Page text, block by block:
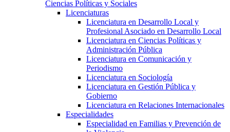
Ciencias Políticas y Sociales
Licenciaturas
Licenciatura en Desarrollo Local y
Profesional Asociado en Desarrollo Local
Licenciatura en Ciencias Políticas y
Administración Pública
Licenciatura en Comunicación y
Periodismo
Licenciatura en Sociología
Licenciatura en Gestión Pública y
Gobierno
Licenciatura en Relaciones Internacionales
Especialidades
Especialidad en Familias y Prevención de